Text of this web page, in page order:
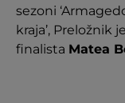
sezoni
kraja’, Preložnik
finalista Matea